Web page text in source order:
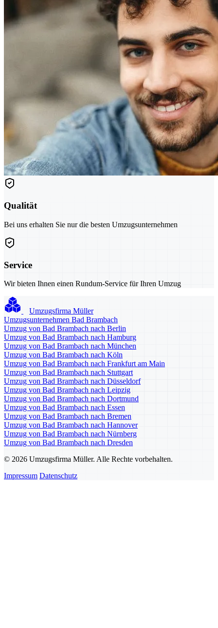
Qualität
Bei uns erhalten Sie nur die besten Umzugsunternehmen
Service
Wir bieten Ihnen einen Rundum-Service für Ihren Umzug
Umzugsfirma Müller
Umzugsunternehmen Bad Brambach
Umzug von Bad Brambach nach Berlin
Umzug von Bad Brambach nach Hamburg
Umzug von Bad Brambach nach München
Umzug von Bad Brambach nach Köln
Umzug von Bad Brambach nach Frankfurt am Main
Umzug von Bad Brambach nach Stuttgart
Umzug von Bad Brambach nach Düsseldorf
Umzug von Bad Brambach nach Leipzig
Umzug von Bad Brambach nach Dortmund
Umzug von Bad Brambach nach Essen
Umzug von Bad Brambach nach Bremen
Umzug von Bad Brambach nach Hannover
Umzug von Bad Brambach nach Nürnberg
Umzug von Bad Brambach nach Dresden
© 2026 Umzugsfirma Müller. Alle Rechte vorbehalten.
Impressum Datenschutz